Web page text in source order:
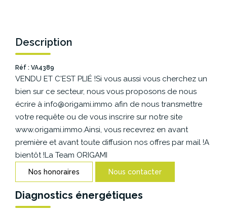
ESPACE BAILLEURS
ESPACE VENDEUR
CONTACT
Description
Réf : VA4389
VENDU ET C'EST PLIÉ !Si vous aussi vous cherchez un
bien sur ce secteur, nous vous proposons de nous
écrire à info@origami.immo afin de nous transmettre
votre requête ou de vous inscrire sur notre site
www.origami.immo.Ainsi, vous recevrez en avant
première et avant toute diffusion nos offres par mail !A
bientôt !La Team ORIGAMI
Nos honoraires Nous contacter
Diagnostics énergétiques